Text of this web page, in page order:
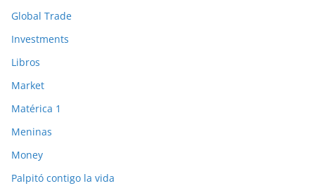
Global Trade
Investments
Libros
Market
Matérica 1
Meninas
Money
Palpitó contigo la vida